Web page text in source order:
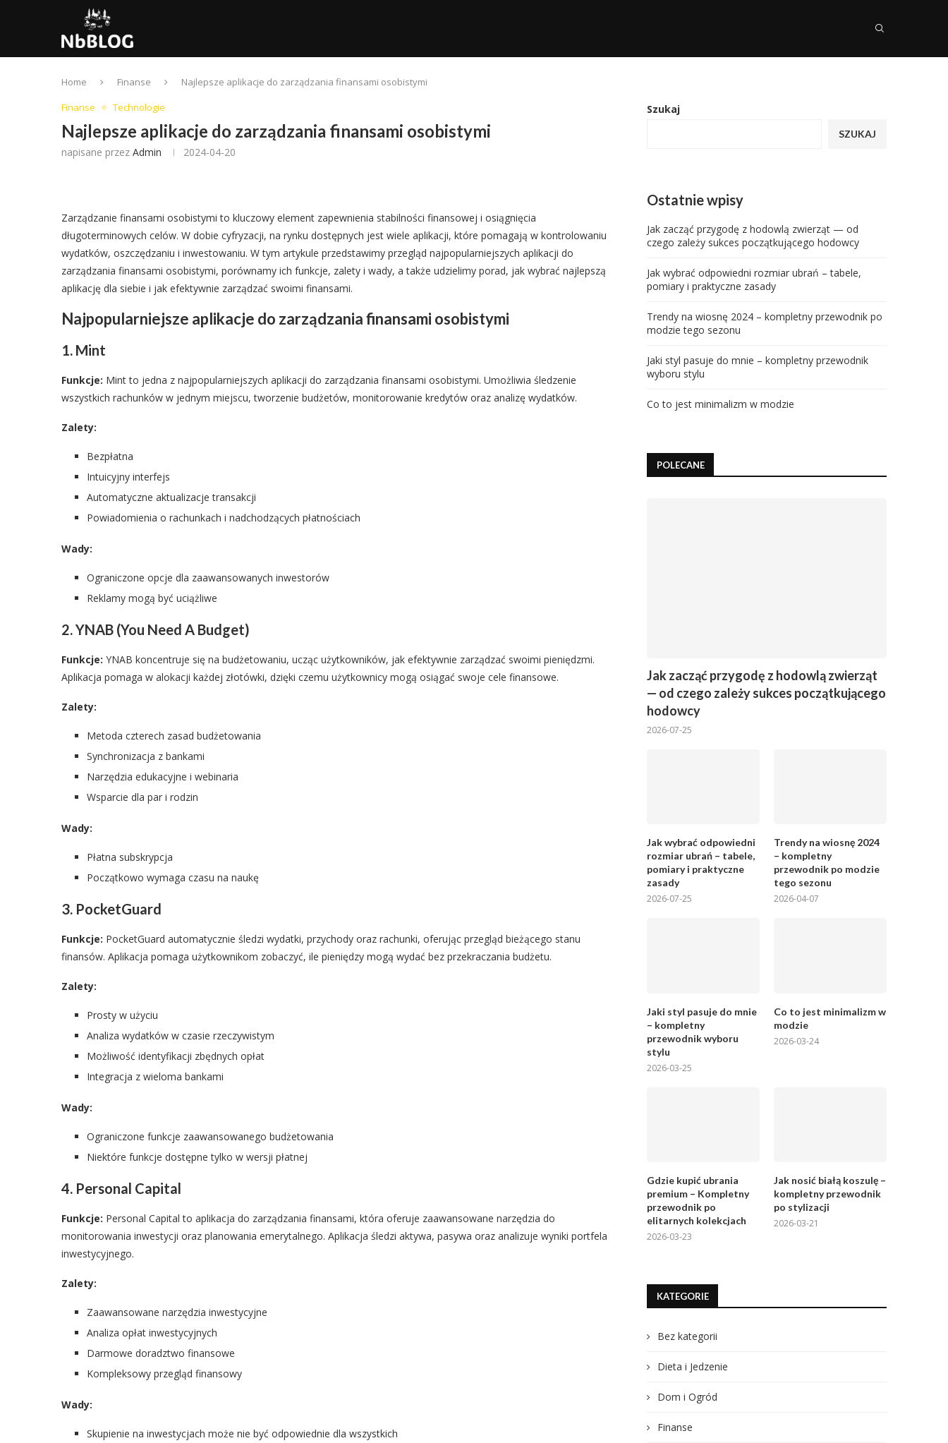
Home Finanse
Najlepsze aplikacje do zarządzania finansami osobistymi
Finanse
Technologie
Najlepsze aplikacje do zarządzania finansami osobistymi
napisane przez Admin 2024-04-20
Zarządzanie finansami osobistymi to kluczowy element zapewnienia stabilności finansowej i osiągnięcia
długoterminowych celów. W dobie cyfryzacji, na rynku dostępnych jest wiele aplikacji, które pomagają w kontrolowaniu
wydatków, oszczędzaniu i inwestowaniu. W tym artykule przedstawimy przegląd najpopularniejszych aplikacji do
zarządzania finansami osobistymi, porównamy ich funkcje, zalety i wady, a także udzielimy porad, jak wybrać najlepszą
aplikację dla siebie i jak efektywnie zarządzać swoimi finansami.
Najpopularniejsze aplikacje do zarządzania finansami osobistymi
1. Mint
Funkcje: Mint to jedna z najpopularniejszych aplikacji do zarządzania finansami osobistymi. Umożliwia śledzenie
wszystkich rachunków w jednym miejscu, tworzenie budżetów, monitorowanie kredytów oraz analizę wydatków.
Zalety:
Bezpłatna
Intuicyjny interfejs
Automatyczne aktualizacje transakcji
Powiadomienia o rachunkach i nadchodzących płatnościach
Wady:
Ograniczone opcje dla zaawansowanych inwestorów
Reklamy mogą być uciążliwe
2. YNAB (You Need A Budget)
Funkcje: YNAB koncentruje się na budżetowaniu, ucząc użytkowników, jak efektywnie zarządzać swoimi pieniędzmi.
Aplikacja pomaga w alokacji każdej złotówki, dzięki czemu użytkownicy mogą osiągać swoje cele finansowe.
Zalety:
Metoda czterech zasad budżetowania
Synchronizacja z bankami
Narzędzia edukacyjne i webinaria
Wsparcie dla par i rodzin
Wady:
Płatna subskrypcja
Początkowo wymaga czasu na naukę
3. PocketGuard
Funkcje: PocketGuard automatycznie śledzi wydatki, przychody oraz rachunki, oferując przegląd bieżącego stanu
finansów. Aplikacja pomaga użytkownikom zobaczyć, ile pieniędzy mogą wydać bez przekraczania budżetu.
Zalety:
Prosty w użyciu
Analiza wydatków w czasie rzeczywistym
Możliwość identyfikacji zbędnych opłat
Integracja z wieloma bankami
Wady:
Ograniczone funkcje zaawansowanego budżetowania
Niektóre funkcje dostępne tylko w wersji płatnej
4. Personal Capital
Funkcje: Personal Capital to aplikacja do zarządzania finansami, która oferuje zaawansowane narzędzia do
monitorowania inwestycji oraz planowania emerytalnego. Aplikacja śledzi aktywa, pasywa oraz analizuje wyniki portfela
inwestycyjnego.
Zalety:
Zaawansowane narzędzia inwestycyjne
Analiza opłat inwestycyjnych
Darmowe doradztwo finansowe
Kompleksowy przegląd finansowy
Wady:
Skupienie na inwestycjach może nie być odpowiednie dla wszystkich
Szukaj
SZUKAJ
Ostatnie wpisy
Jak zacząć przygodę z hodowlą zwierząt — od
czego zależy sukces początkującego hodowcy
Jak wybrać odpowiedni rozmiar ubrań – tabele,
pomiary i praktyczne zasady
Trendy na wiosnę 2024 – kompletny przewodnik po
modzie tego sezonu
Jaki styl pasuje do mnie – kompletny przewodnik
wyboru stylu
Co to jest minimalizm w modzie
POLECANE
Jak zacząć przygodę z hodowlą zwierząt
— od czego zależy sukces początkującego
hodowcy
2026-07-25
Jak wybrać odpowiedni
rozmiar ubrań – tabele,
pomiary i praktyczne
zasady
2026-07-25
Trendy na wiosnę 2024
– kompletny
przewodnik po modzie
tego sezonu
2026-04-07
Jaki styl pasuje do mnie
– kompletny
przewodnik wyboru
stylu
2026-03-25
Co to jest minimalizm w
modzie
2026-03-24
Gdzie kupić ubrania
premium – Kompletny
przewodnik po
elitarnych kolekcjach
2026-03-23
Jak nosić białą koszulę –
kompletny przewodnik
po stylizacji
2026-03-21
KATEGORIE
Bez kategorii
Dieta i Jedzenie
Dom i Ogród
Finanse